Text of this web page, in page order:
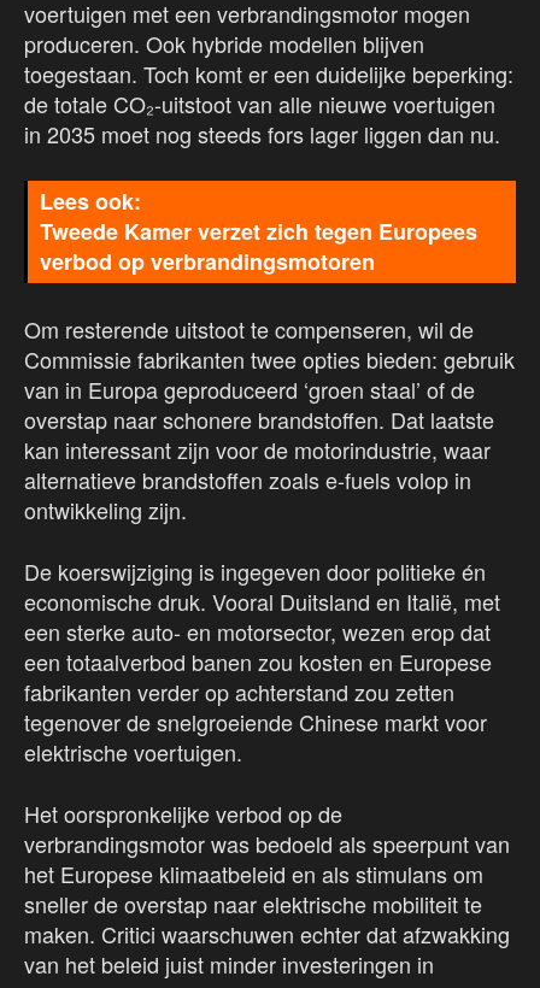
voertuigen met een verbrandingsmotor mogen
produceren. Ook hybride modellen blijven
toegestaan. Toch komt er een duidelijke beperking:
de totale CO₂-uitstoot van alle nieuwe voertuigen
in 2035 moet nog steeds fors lager liggen dan nu.
Tweede Kamer verzet zich tegen Europees
verbod op verbrandingsmotoren
Om resterende uitstoot te compenseren, wil de
Commissie fabrikanten twee opties bieden: gebruik
van in Europa geproduceerd ‘groen staal’ of de
overstap naar schonere brandstoffen. Dat laatste
kan interessant zijn voor de motorindustrie, waar
alternatieve brandstoffen zoals e-fuels volop in
ontwikkeling zijn.
De koerswijziging is ingegeven door politieke én
economische druk. Vooral Duitsland en Italië, met
een sterke auto- en motorsector, wezen erop dat
een totaalverbod banen zou kosten en Europese
fabrikanten verder op achterstand zou zetten
tegenover de snelgroeiende Chinese markt voor
elektrische voertuigen.
Het oorspronkelijke verbod op de
verbrandingsmotor was bedoeld als speerpunt van
het Europese klimaatbeleid en als stimulans om
sneller de overstap naar elektrische mobiliteit te
maken. Critici waarschuwen echter dat afzwakking
van het beleid juist minder investeringen in